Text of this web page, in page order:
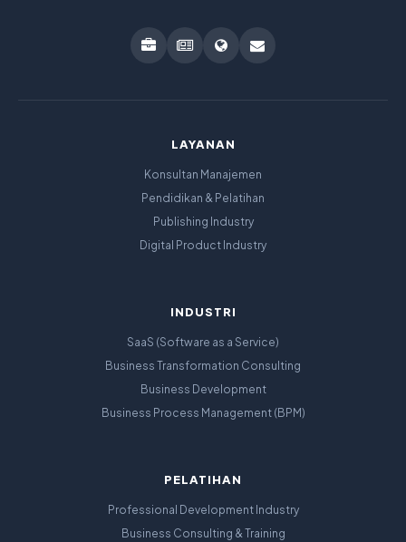
LAYANAN
Konsultan Manajemen
Pendidikan & Pelatihan
Publishing Industry
Digital Product Industry
INDUSTRI
SaaS (Software as a Service)
Business Transformation Consulting
Business Development
Business Process Management (BPM)
PELATIHAN
Professional Development Industry
Business Consulting & Training